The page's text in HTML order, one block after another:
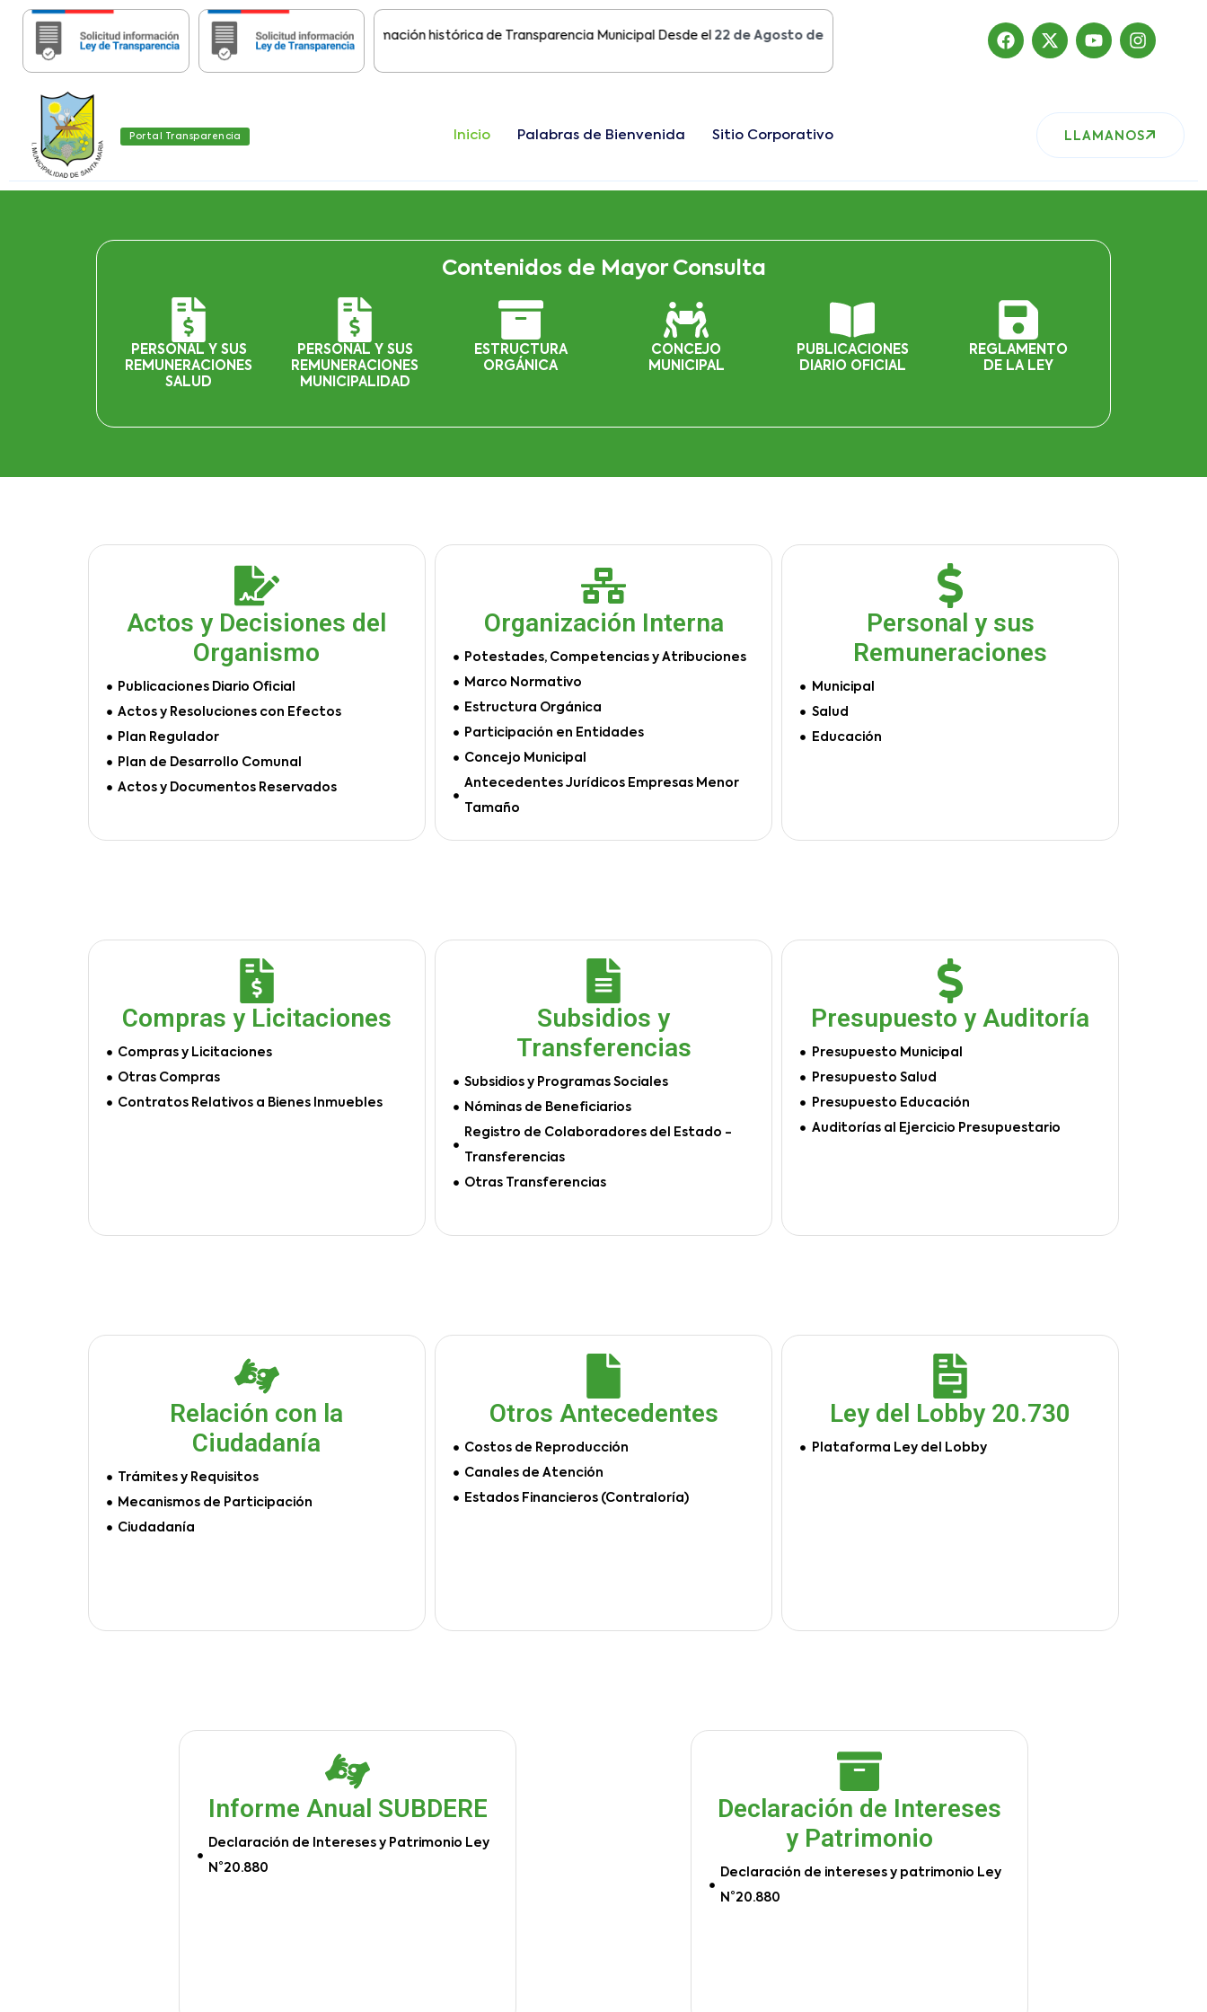
Importante:Estas páginas contienen Información histórica de Transparencia Municipal Desde el22 de Agosto del 2019, nuestro sitio ha migrado
Portal Transparencia Inicio Palabras de Bienvenida Sitio Corporativo LLAMANOS
Contenidos de Mayor Consulta
PERSONAL Y SUS
REMUNERACIONES
SALUD
PERSONAL Y SUS
REMUNERACIONES
MUNICIPALIDAD
ESTRUCTURA
ORGÁNICA
CONCEJO
MUNICIPAL
PUBLICACIONES
DIARIO OFICIAL
REGLAMENTO
DE LA LEY
Actos y Decisiones del
Organismo
Publicaciones Diario Oficial
Actos y Resoluciones con Efectos
Plan Regulador
Plan de Desarrollo Comunal
Actos y Documentos Reservados
Organización Interna
Potestades, Competencias y Atribuciones
Marco Normativo
Estructura Orgánica
Participación en Entidades
Concejo Municipal
Antecedentes Jurídicos Empresas Menor
Tamaño
Personal y sus
Remuneraciones
Municipal
Salud
Educación
Compras y Licitaciones
Compras y Licitaciones
Otras Compras
Contratos Relativos a Bienes Inmuebles
Subsidios y
Transferencias
Subsidios y Programas Sociales
Nóminas de Beneficiarios
Registro de Colaboradores del Estado -
Transferencias
Otras Transferencias
Presupuesto y Auditoría
Presupuesto Municipal
Presupuesto Salud
Presupuesto Educación
Auditorías al Ejercicio Presupuestario
Relación con la
Ciudadanía
Trámites y Requisitos
Mecanismos de Participación
Ciudadanía
Otros Antecedentes
Costos de Reproducción
Canales de Atención
Estados Financieros (Contraloría)
Ley del Lobby 20.730
Plataforma Ley del Lobby
Informe Anual SUBDERE
Declaración de Intereses y Patrimonio Ley
N°20.880
Declaración de Intereses
y Patrimonio
Declaración de intereses y patrimonio Ley
N°20.880